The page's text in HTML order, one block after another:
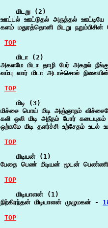
    மிடறு (2)
ஊட்டல் ஊட்டுதல் அருத்தல் ஊட்டியே
களம் மதுரத்தொனி மிடறு
TOP
    மிடா (2)
அகளமே மிடா தாழி பேர் அகறல்
வம்பு வார் மிடா அடாச்சொல்
TOP
    மிடி (3)
மிச்சை பொய் மிடி அஞ்ஞாநம்
கலி ஒலி மிடி அநீதம் போர்
ஒற்கமே மிடி தளர்ச்சி உற்சேதம் உடல்
TOP
    மிடியன் (1)
பேதை பெண் மிடியன் மூடன்
TOP
    மிடியாளன் (1)
நிற்கிரந்தன் மிடியாளன் முழுமகன் -
TOP